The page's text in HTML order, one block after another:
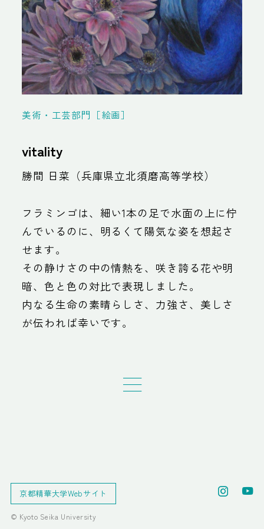
美術・工芸部門［絵画］
vitality
勝間 日菜（兵庫県立北須磨高等学校）
フラミンゴは、細い1本の足で水面の上に佇
んでいるのに、明るくて陽気な姿を想起さ
せます。
その静けさの中の情熱を、咲き誇る花や明
暗、色と色の対比で表現しました。
内なる生命の素晴らしさ、力強さ、美しさ
が伝われば幸いです。
京都精華大学Webサイト
© Kyoto Seika University